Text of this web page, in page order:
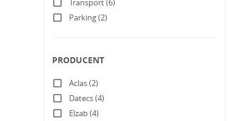
Transport (6)
Parking (2)
PRODUCENT
Aclas (2)
Datecs (4)
Elzab (4)